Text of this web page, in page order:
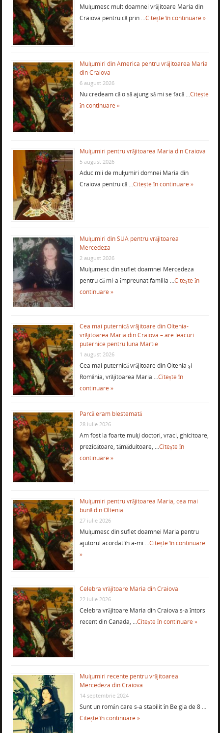
Mulţumesc mult doamnei vrăjitoare Maria din
Craiova pentru că prin …Citește în continuare »
Mulţumiri din America pentru vrăjitoarea Maria
din Craiova
6 august 2026
Nu credeam că o să ajung să mi se facă …Citește
în continuare »
Mulţumiri pentru vrăjitoarea Maria din Craiova
5 august 2026
Aduc mii de mulţumiri domnei Maria din
Craiova pentru că …Citește în continuare »
Mulţumiri din SUA pentru vrăjitoarea
Mercedeza
2 august 2026
Mulţumesc din suflet doamnei Mercedeza
pentru că mi-a împreunat familia …Citește în
continuare »
Cea mai puternică vrăjitoare din Oltenia-
vrăjitoarea Maria din Craiova – are leacuri
puternice pentru luna Martie
1 august 2026
Cea mai puternică vrăjitoare din Oltenia și
România, vrăjitoarea Maria …Citește în
continuare »
Parcă eram blestemată
28 iulie 2026
Am fost la foarte mulţi doctori, vraci, ghicitoare,
prezicătoare, tămăduitoare, …Citește în
continuare »
Mulţumiri pentru vrăjitoarea Maria, cea mai
bună din Oltenia
27 iulie 2026
Mulţumesc din suflet doamnei Maria pentru
ajutorul acordat în a-mi …Citește în continuare
»
Celebra vrăjitoare Maria din Craiova
22 iulie 2026
Celebra vrăjitoare Maria din Craiova s-a întors
recent din Canada, …Citește în continuare »
Mulţumiri recente pentru vrăjitoarea
Mercedeza din Craiova
14 septembrie 2024
Sunt un român care s-a stabilit în Belgia de 8 …
Citește în continuare »